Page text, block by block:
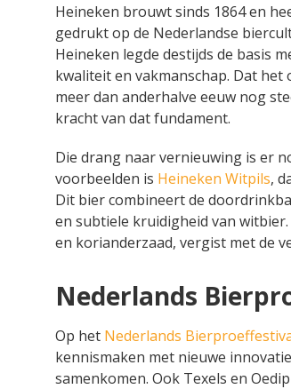
Heineken brouwt sinds 1864 en
gedrukt op de Nederlandse
Heineken legde destijds de basis
kwaliteit en vakmanschap. Dat
meer dan anderhalve eeuw nog
kracht van dat fundament.
Die drang naar vernieuwing is er
voorbeelden is Heineken Witpils,
Dit bier combineert de
en subtiele kruidigheid van
en korianderzaad, vergist met de
Nederlands
Op het Nederlands
kennismaken met nieuwe
samenkomen. Ook Texels en